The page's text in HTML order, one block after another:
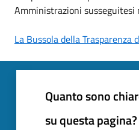
Amministrazioni susseguitesi
La Bussola della Trasparenza
Quanto sono
su questa pagina?